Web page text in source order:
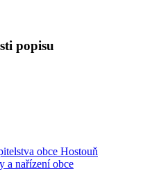
popisu
obce Hostouň
a nařízení obce